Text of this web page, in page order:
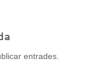
entrades.